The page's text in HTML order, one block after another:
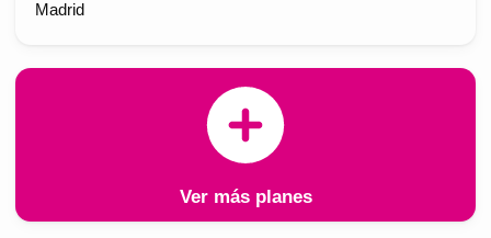
Madrid
Ver más planes